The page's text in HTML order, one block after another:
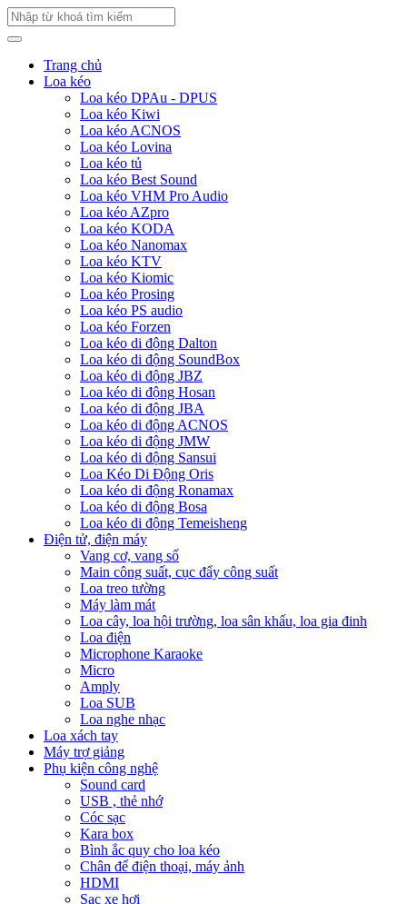
Trang chủ
Loa kéo
Loa kéo DPAu - DPUS
Loa kéo Kiwi
Loa kéo ACNOS
Loa kéo Lovina
Loa kéo tủ
Loa kéo Best Sound
Loa kéo VHM Pro Audio
Loa kéo AZpro
Loa kéo KODA
Loa kéo Nanomax
Loa kéo KTV
Loa kéo Kiomic
Loa kéo Prosing
Loa kéo PS audio
Loa kéo Forzen
Loa kéo di động Dalton
Loa kéo di động SoundBox
Loa kéo di động JBZ
Loa kéo di động Hosan
Loa kéo di động JBA
Loa kéo di động ACNOS
Loa kéo di động JMW
Loa kéo di động Sansui
Loa Kéo Di Động Oris
Loa kéo di động Ronamax
Loa kéo di động Bosa
Loa kéo di động Temeisheng
Điện tử, điện máy
Vang cơ, vang số
Main công suất, cục đẩy công suất
Loa treo tường
Máy làm mát
Loa cây, loa hội trường, loa sân khấu, loa gia đinh
Loa điện
Microphone Karaoke
Micro
Amply
Loa SUB
Loa nghe nhạc
Loa xách tay
Máy trợ giảng
Phụ kiện công nghệ
Sound card
USB , thẻ nhớ
Cóc sạc
Kara box
Bình ắc quy cho loa kéo
Chân để điện thoại, máy ảnh
HDMI
Sạc xe hơi